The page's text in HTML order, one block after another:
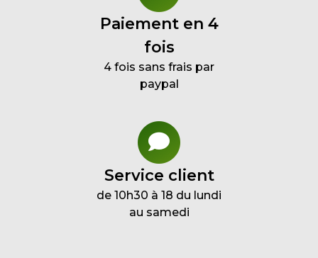
Paiement en 4
fois
4 fois sans frais par
paypal
Service client
de 10h30 à 18 du lundi
au samedi